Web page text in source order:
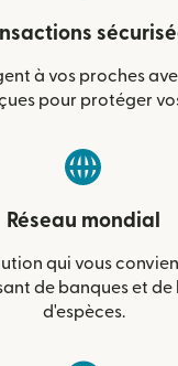
à vos proches
pour protéger
Réseau mondial
qui vous
de banques et
d'espèces.